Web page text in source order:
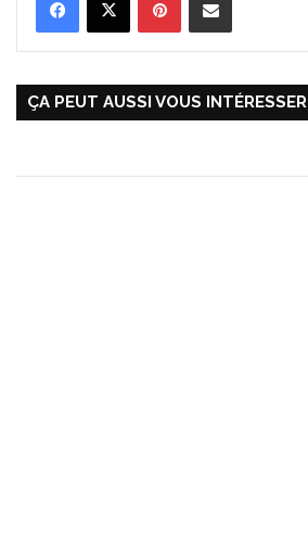
ÇA PEUT AUSSI VOUS INTÉRESSER